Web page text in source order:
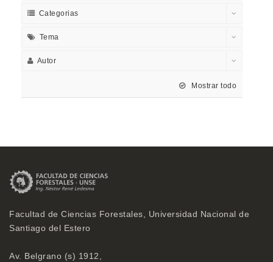
Categorias
Tema
Autor
Mostrar todo
Facultad de Ciencias Forestales, Universidad Nacional de
Santiago del Estero
Av. Belgrano (s) 1912,